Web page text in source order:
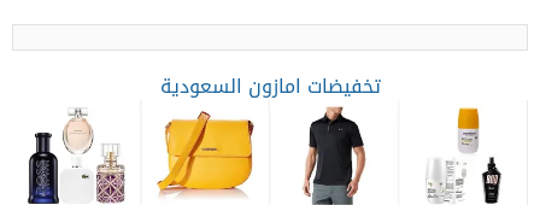
تخفيضات امازون السعودية